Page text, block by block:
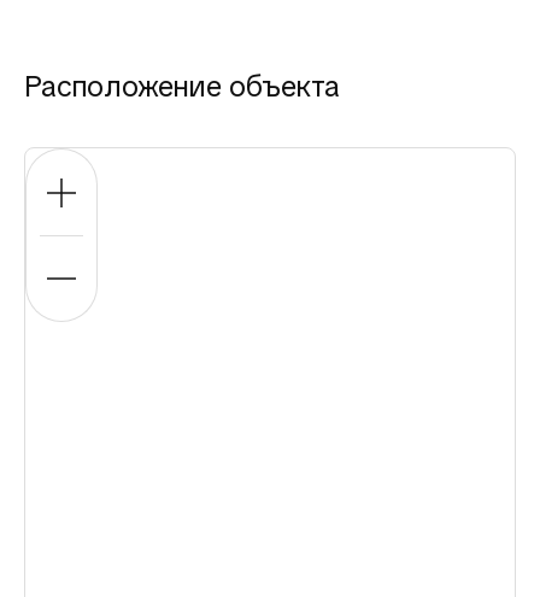
Расположение объекта